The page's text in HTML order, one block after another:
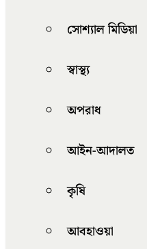
সোশ্যাল মিডিয়া
স্বাস্থ্য
অপরাধ
আইন-আদালত
কৃষি
আবহাওয়া